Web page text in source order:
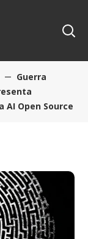
Guerra
AI Open Source